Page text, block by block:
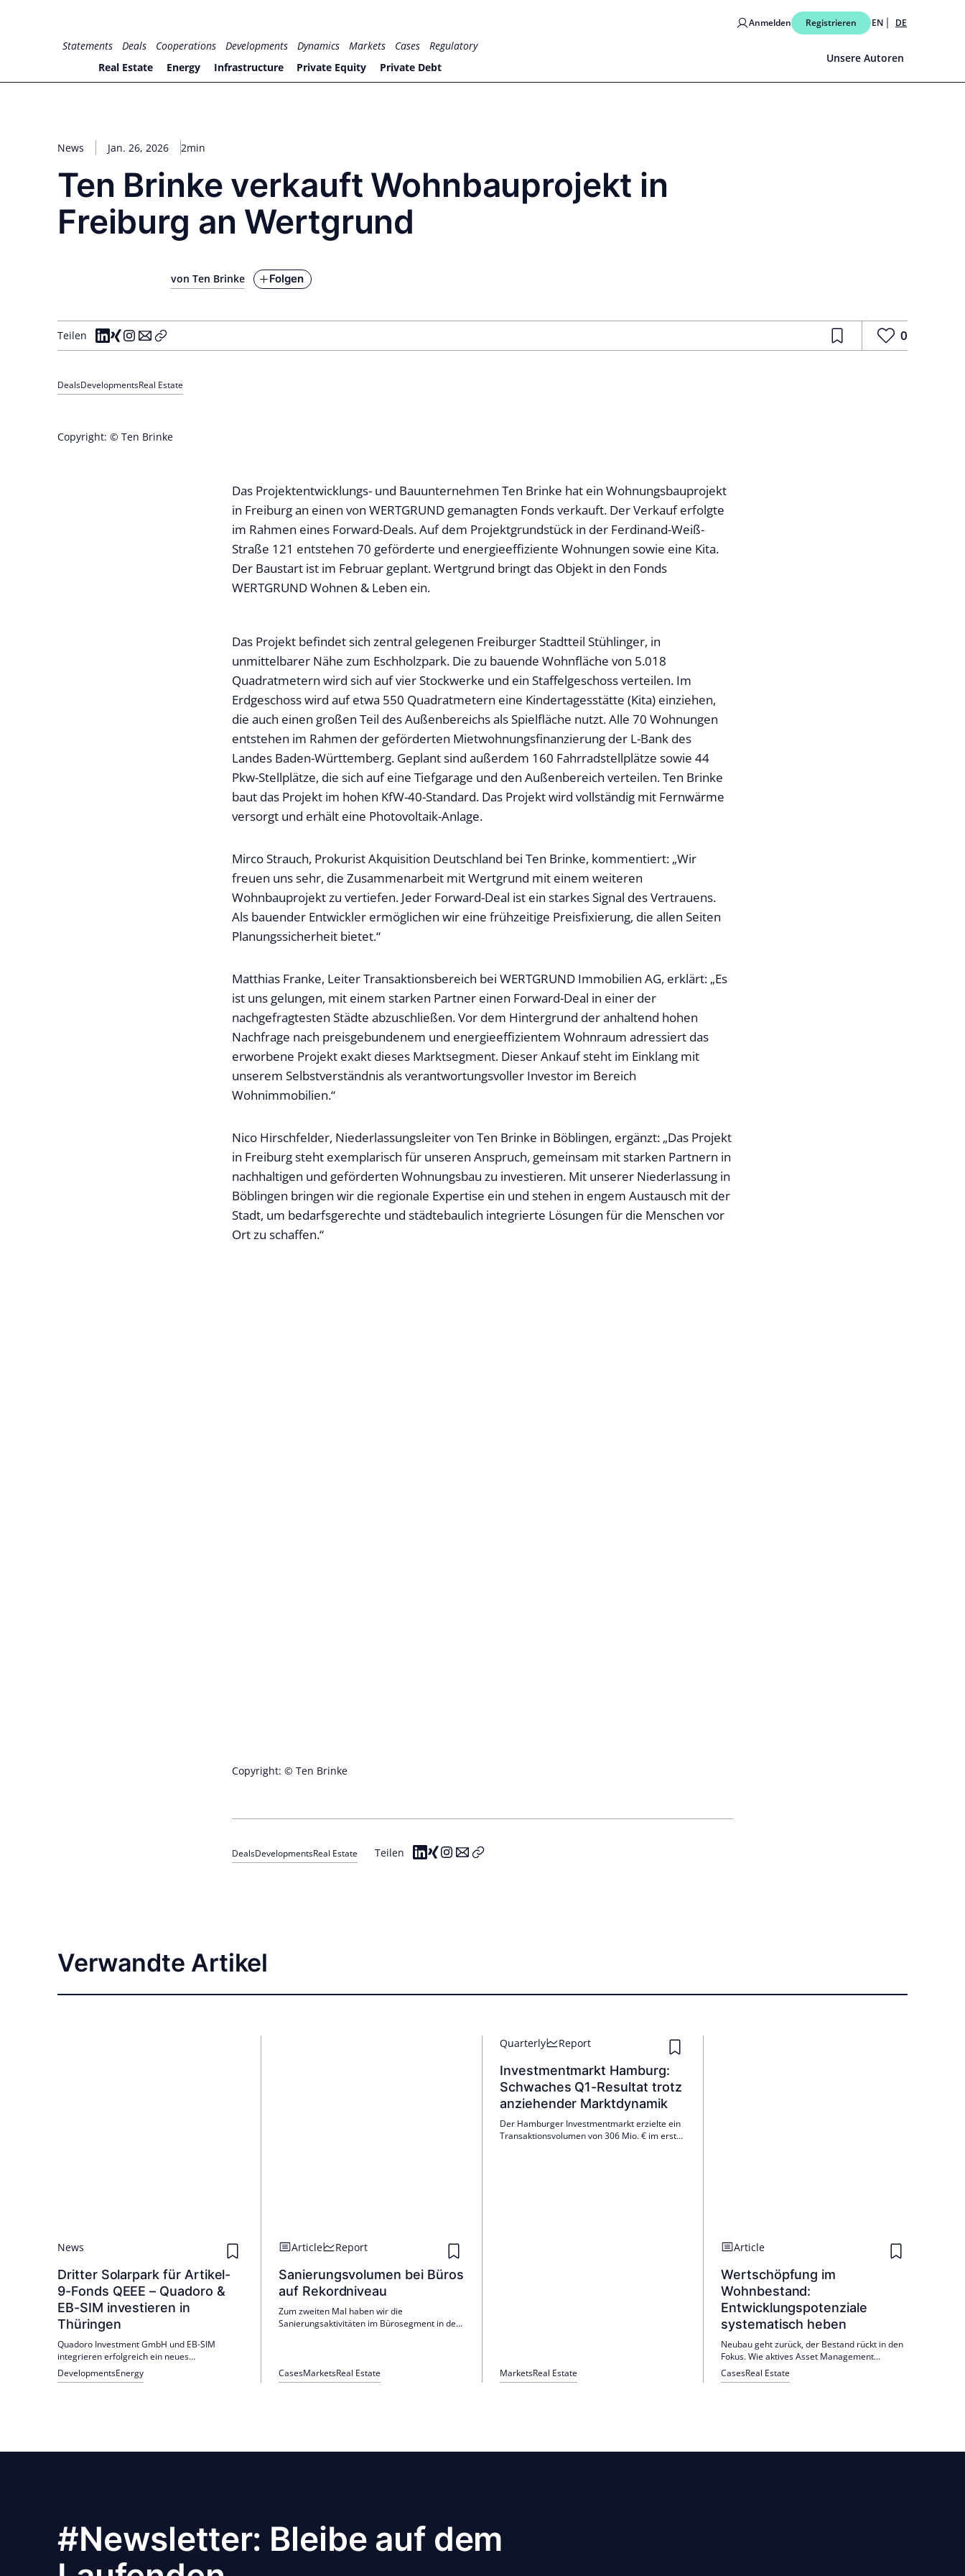
for PHYSIC ASSETS
Anmelden Registrieren EN DE
Statements Deals Cooperations Developments Dynamics Markets Cases
Regulatory
Real Estate
Energy Infrastructure Private Equity Private Debt
Unsere Autoren
News Jan. 26, 2026 2min
Ten Brinke verkauft Wohnbauprojekt in
Freiburg an Wertgrund
von Ten Brinke Folgen
Teilen 0
DealsDevelopmentsReal Estate
Copyright: © Ten Brinke
Das Projektentwicklungs- und Bauunternehmen Ten Brinke hat ein Wohnungsbauprojekt
in Freiburg an einen von WERTGRUND gemanagten Fonds verkauft. Der Verkauf erfolgte
im Rahmen eines Forward-Deals. Auf dem Projektgrundstück in der Ferdinand-Weiß-
Straße 121 entstehen 70 geförderte und energieeffiziente Wohnungen sowie eine Kita.
Der Baustart ist im Februar geplant. Wertgrund bringt das Objekt in den Fonds
WERTGRUND Wohnen & Leben ein.
Das Projekt befindet sich zentral gelegenen Freiburger Stadtteil Stühlinger, in
unmittelbarer Nähe zum Eschholzpark. Die zu bauende Wohnfläche von 5.018
Quadratmetern wird sich auf vier Stockwerke und ein Staffelgeschoss verteilen. Im
Erdgeschoss wird auf etwa 550 Quadratmetern eine Kindertagesstätte (Kita) einziehen,
die auch einen großen Teil des Außenbereichs als Spielfläche nutzt. Alle 70 Wohnungen
entstehen im Rahmen der geförderten Mietwohnungsfinanzierung der L-Bank des
Landes Baden-Württemberg. Geplant sind außerdem 160 Fahrradstellplätze sowie 44
Pkw-Stellplätze, die sich auf eine Tiefgarage und den Außenbereich verteilen. Ten Brinke
baut das Projekt im hohen KfW-40-Standard. Das Projekt wird vollständig mit Fernwärme
versorgt und erhält eine Photovoltaik-Anlage.
Mirco Strauch, Prokurist Akquisition Deutschland bei Ten Brinke, kommentiert: „Wir
freuen uns sehr, die Zusammenarbeit mit Wertgrund mit einem weiteren
Wohnbauprojekt zu vertiefen. Jeder Forward-Deal ist ein starkes Signal des Vertrauens.
Als bauender Entwickler ermöglichen wir eine frühzeitige Preisfixierung, die allen Seiten
Planungssicherheit bietet.“
Matthias Franke, Leiter Transaktionsbereich bei WERTGRUND Immobilien AG, erklärt: „Es
ist uns gelungen, mit einem starken Partner einen Forward-Deal in einer der
nachgefragtesten Städte abzuschließen. Vor dem Hintergrund der anhaltend hohen
Nachfrage nach preisgebundenem und energieeffizientem Wohnraum adressiert das
erworbene Projekt exakt dieses Marktsegment. Dieser Ankauf steht im Einklang mit
unserem Selbstverständnis als verantwortungsvoller Investor im Bereich
Wohnimmobilien.“
Nico Hirschfelder, Niederlassungsleiter von Ten Brinke in Böblingen, ergänzt: „Das Projekt
in Freiburg steht exemplarisch für unseren Anspruch, gemeinsam mit starken Partnern in
nachhaltigen und geförderten Wohnungsbau zu investieren. Mit unserer Niederlassung in
Böblingen bringen wir die regionale Expertise ein und stehen in engem Austausch mit der
Stadt, um bedarfsgerechte und städtebaulich integrierte Lösungen für die Menschen vor
Ort zu schaffen.“
Copyright: © Ten Brinke
DealsDevelopmentsReal Estate Teilen
Verwandte Artikel
News
Dritter Solarpark für Artikel-
9-Fonds QEEE – Quadoro &
EB-SIM investieren in
Thüringen
Quadoro Investment GmbH und EB-SIM
integrieren erfolgreich ein neues
Solarparkprojekt in Thüringen in ihren QEEE-
Fonds. Der Solarpark Bodenrode, mit einer
DevelopmentsEnergy
Article Report
Sanierungsvolumen bei Büros
auf Rekordniveau
Zum zweiten Mal haben wir die
Sanierungsaktivitäten im Bürosegment in den
nimmt weiter zu – und mit ihr das
Sanierungsvolumen.
CasesMarketsReal Estate
Quarterly Report
Investmentmarkt Hamburg:
Schwaches Q1-Resultat trotz
anziehender Marktdynamik
Der Hamburger Investmentmarkt erzielte ein
Transaktionsvolumen von 306 Mio. € im ersten
MarketsReal Estate
Article
Wertschöpfung im
Wohnbestand:
Entwicklungspotenziale
systematisch heben
Neubau geht zurück, der Bestand rückt in den
Fokus. Wie aktives Asset Management
verborgene Potenziale sichtbar macht – und
warum Umsetzung über Wirkung entscheidet.
CasesReal Estate
#Newsletter: Bleibe auf dem